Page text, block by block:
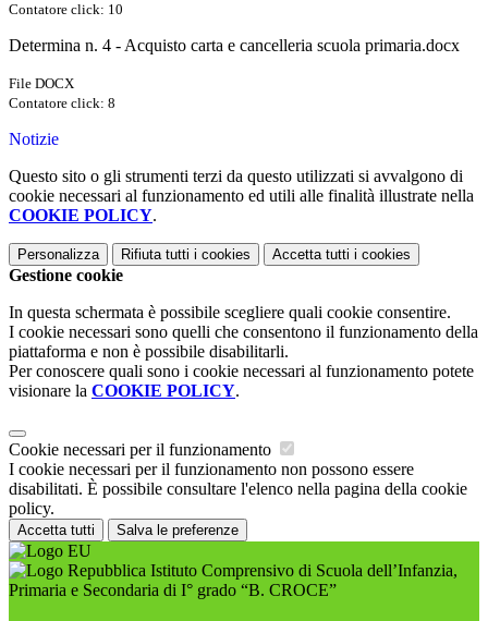
Contatore click: 10
Determina n. 4 - Acquisto carta e cancelleria scuola primaria.docx
File DOCX
Contatore click: 8
Notizie
Questo sito o gli strumenti terzi da questo utilizzati si avvalgono di
cookie necessari al funzionamento ed utili alle finalità illustrate nella
COOKIE POLICY.
Personalizza Rifiuta tutti i cookies Accetta tutti i cookies
Gestione cookie
In questa schermata è possibile scegliere quali cookie consentire.
I cookie necessari sono quelli che consentono il funzionamento della
piattaforma e non è possibile disabilitarli.
Per conoscere quali sono i cookie necessari al funzionamento potete
visionare la COOKIE POLICY.
Cookie necessari per il funzionamento
I cookie necessari per il funzionamento non possono essere
disabilitati. È possibile consultare l'elenco nella pagina della cookie
policy.
Accetta tutti Salva le preferenze
Istituto Comprensivo di Scuola dell’Infanzia,
Primaria e Secondaria di I° grado “B. CROCE”